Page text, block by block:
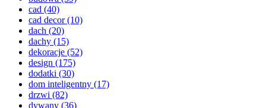
cad (40)
cad decor(10)
dach (20)
dachy (15)
dekoracje (52)
design (175)
dodatki (30)
dom inteligentny (17)
drzwi (82)
dywany (36)